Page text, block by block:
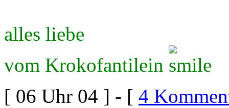
alles liebe
vom Krokofantilein
[ 06 Uhr 04 ] - [ 4